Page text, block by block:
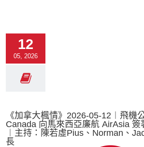
12
05, 2026
《加拿大楓情》2026-05-12︱飛機
Canada 向馬來西亞廉航 AirAsia 簽
︱主持：陳若虛Pius、Norman、
長